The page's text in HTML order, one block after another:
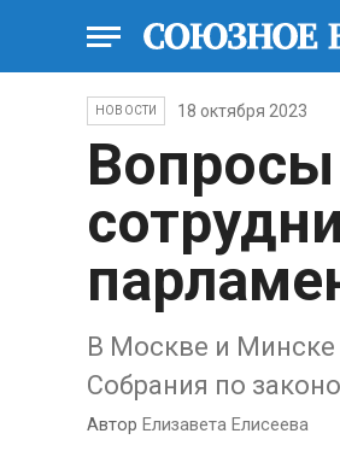
НОВОСТИ 18 октября 2023
Вопросы
В Москве и Минске
Собрания по
Автор Елизавета Елисеева